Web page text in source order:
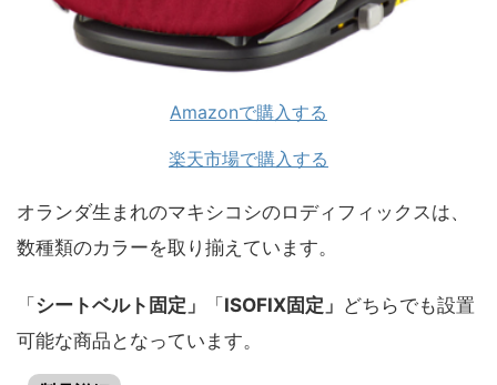
Amazonで購入する
楽天市場で購入する
オランダ生まれのマキシコシのロディフィックスは、
数種類のカラーを取り揃えています。
「 シートベルト固定」 「 ISOFIX固定」 どちらでも設置
可能な商品となっています。